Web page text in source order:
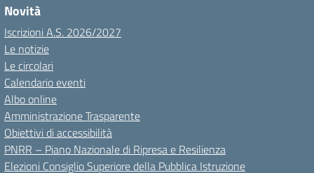
Novità
Iscrizioni A.S. 2026/2027
Le notizie
Le circolari
Calendario eventi
Albo online
Amministrazione Trasparente
Obiettivi di accessibilità
PNRR – Piano Nazionale di Ripresa e Resilienza
Elezioni Consiglio Superiore della Pubblica Istruzione